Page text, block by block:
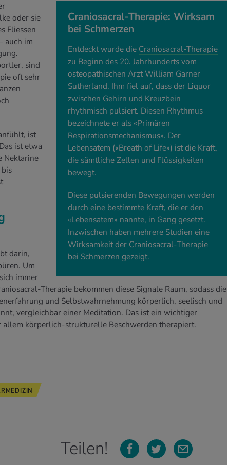
Craniosacral-Therapie: Wirksam
bei Schmerzen
Entdeckt wurde die Craniosacral-Therapie
zu Beginn des 20. Jahrhunderts vom
osteopathischen Arzt William Garner
Sutherland. Ihm fiel auf, dass der Liquor
zwischen Gehirn und Kreuzbein
rhythmisch pulsiert. Diesen Rhythmus
bezeichnete er als «Primären
Respirationsmechanismus». Der
Lebensatem («Breath of Life») ist die Kraft,
die sämtliche Zellen und Flüssigkeiten
bewegt.
Diese pulsierenden Bewegungen werden
durch eine bestimmte Kraft, die er den
«Lebensatem» nannte, in Gang gesetzt.
Inzwischen haben mehrere Studien eine
Wirksamkeit der Craniosacral-Therapie
bei Schmerzen gezeigt.
oder sie
Fliessen
auch im
sind
oft sehr
ist
ist etwa
Nektarine
darin,
Um
immer
Therapie bekommen diese Signale Raum, sodass die
und Selbstwahrnehmung körperlich, seelisch und
vergleichbar einer Meditation. Das ist ein wichtiger
allem körperlich-strukturelle Beschwerden therapiert.
Teilen!